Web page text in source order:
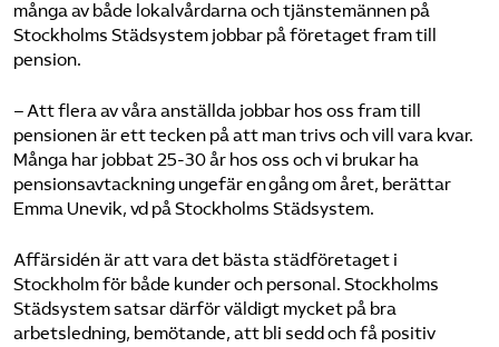
många av både lokalvårdarna och tjänstemännen på
Stockholms Städsystem jobbar på företaget fram till
pension.
– Att flera av våra anställda jobbar hos oss fram till
pensionen är ett tecken på att man trivs och vill vara kvar.
Många har jobbat 25-30 år hos oss och vi brukar ha
pensionsavtackning ungefär en gång om året, berättar
Emma Unevik, vd på Stockholms Städsystem.
Affärsidén är att vara det bästa städföretaget i
Stockholm för både kunder och personal. Stockholms
Städsystem satsar därför väldigt mycket på bra
arbetsledning, bemötande, att bli sedd och få positiv